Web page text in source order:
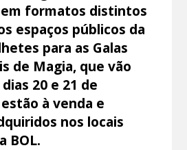
formatos distintos
espaços públicos da
para as Galas
de Magia, que vão
20 e 21 de
à venda e
nos locais
BOL.